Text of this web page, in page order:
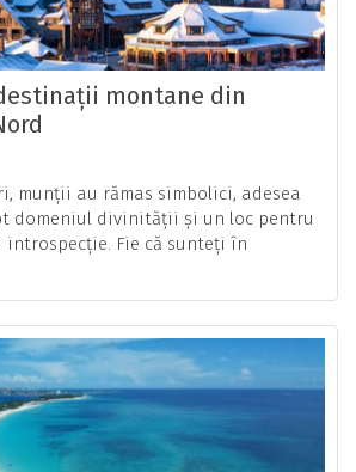
montane din
munții au rămas simbolici, adesea
domeniul divinității și un loc pentru
Fie că sunteți în